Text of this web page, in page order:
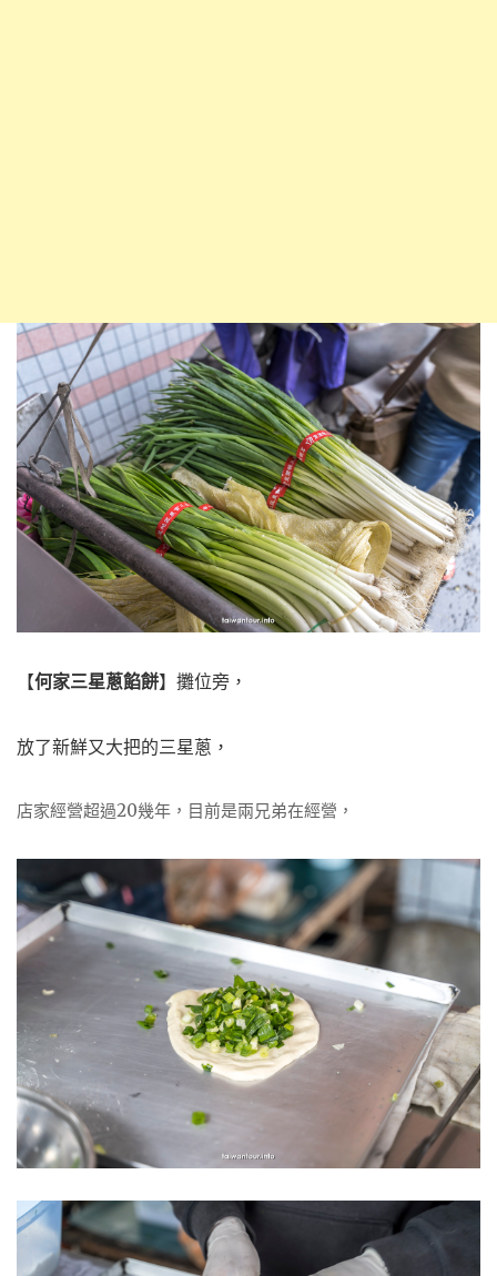
【何家三星蔥餡餅】攤位旁，
放了新鮮又大把的三星蔥，
店家經營超過20幾年，目前是兩兄弟在經營，